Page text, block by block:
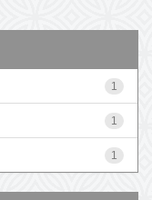
1
1
1